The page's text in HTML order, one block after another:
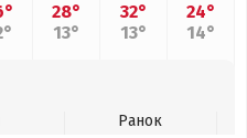
28°
13°
32°
13°
24°
14°
Ранок